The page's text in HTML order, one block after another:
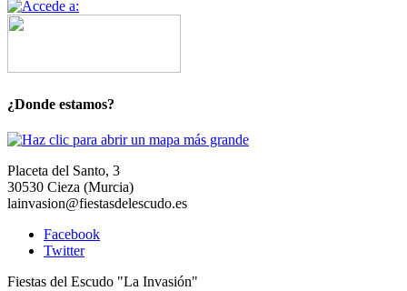
¿Donde estamos?
Placeta del Santo, 3
30530 Cieza (Murcia)
lainvasion@fiestasdelescudo.es
Facebook
Twitter
Fiestas del Escudo "La Invasión"